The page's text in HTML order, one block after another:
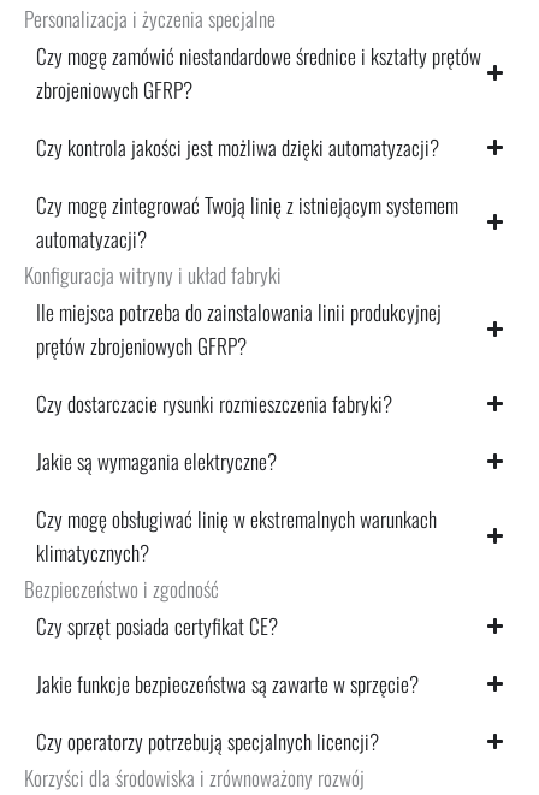
Personalizacja i życzenia specjalne
Czy mogę zamówić niestandardowe średnice i kształty prętów
zbrojeniowych GFRP?
Czy kontrola jakości jest możliwa dzięki automatyzacji?
Czy mogę zintegrować Twoją linię z istniejącym systemem
automatyzacji?
Konfiguracja witryny i układ fabryki
Ile miejsca potrzeba do zainstalowania linii produkcyjnej
prętów zbrojeniowych GFRP?
Czy dostarczacie rysunki rozmieszczenia fabryki?
Jakie są wymagania elektryczne?
Czy mogę obsługiwać linię w ekstremalnych warunkach
klimatycznych?
Bezpieczeństwo i zgodność
Czy sprzęt posiada certyfikat CE?
Jakie funkcje bezpieczeństwa są zawarte w sprzęcie?
Czy operatorzy potrzebują specjalnych licencji?
Korzyści dla środowiska i zrównoważony rozwój